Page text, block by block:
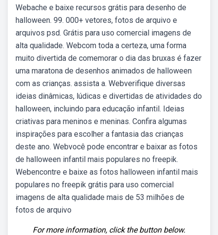
Webache e baixe recursos grátis para desenho de
halloween. 99. 000+ vetores, fotos de arquivo e
arquivos psd. Grátis para uso comercial imagens de
alta qualidade. Webcom toda a certeza, uma forma
muito divertida de comemorar o dia das bruxas é fazer
uma maratona de desenhos animados de halloween
com as crianças. assista a. Webverifique diversas
ideias dinâmicas, lúdicas e divertidas de atividades do
halloween, incluindo para educação infantil. Ideias
criativas para meninos e meninas. Confira algumas
inspirações para escolher a fantasia das crianças
deste ano. Webvocê pode encontrar e baixar as fotos
de halloween infantil mais populares no freepik.
Webencontre e baixe as fotos halloween infantil mais
populares no freepik grátis para uso comercial
imagens de alta qualidade mais de 53 milhões de
fotos de arquivo
For more information, click the button below.